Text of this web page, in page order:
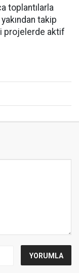
toplantılarla
yakından takip
projelerde aktif